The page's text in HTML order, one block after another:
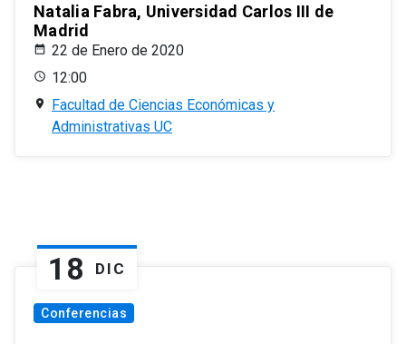
Natalia Fabra, Universidad Carlos III de
Madrid
22 de Enero de 2020
12:00
Facultad de Ciencias Económicas y
Administrativas UC
18 DIC
Conferencias